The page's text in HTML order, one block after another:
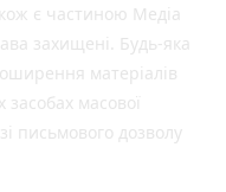
є частиною Медіа
захищені. Будь-яка
матеріалів
масової
письмового дозволу